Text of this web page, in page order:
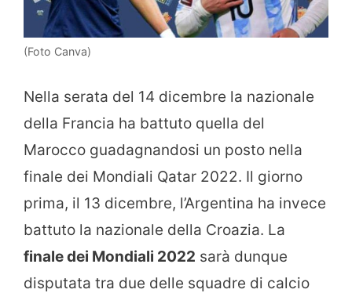
(Foto Canva)
Nella serata del 14 dicembre la nazionale
della Francia ha battuto quella del
Marocco guadagnandosi un posto nella
finale dei Mondiali Qatar 2022. Il giorno
prima, il 13 dicembre, l’Argentina ha invece
battuto la nazionale della Croazia. La
finale dei Mondiali 2022 sarà dunque
disputata tra due delle squadre di calcio